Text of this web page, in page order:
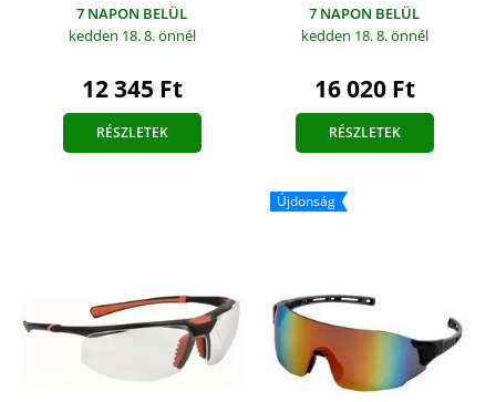
7 NAPON BELÜL
kedden 18. 8.önnél
12 345 Ft
RÉSZLETEK
7 NAPON BELÜL
kedden 18. 8.önnél
16 020 Ft
RÉSZLETEK
Újdonság